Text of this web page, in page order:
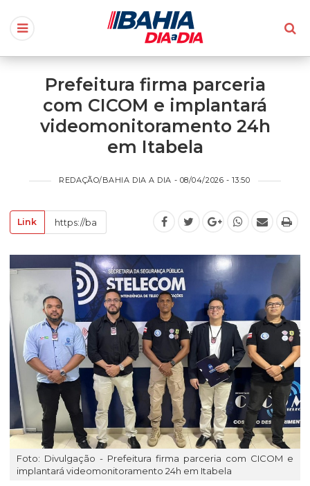
Prefeitura firma parceria
com CICOM e implantará
videomonitoramento 24h
em Itabela
REDAÇÃO/BAHIA DIA A DIA - 08/04/2026 - 13:50
Link
Foto: Divulgação - Prefeitura firma parceria com CICOM e
implantará videomonitoramento 24h em Itabela